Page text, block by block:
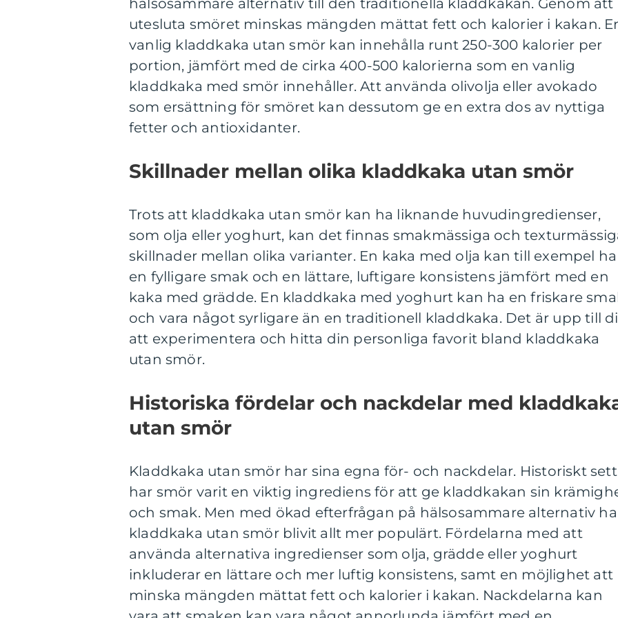
hälsosammare alternativ till den traditionella kladdkakan. Genom att
utesluta smöret minskas mängden mättat fett och kalorier i kakan.
vanlig kladdkaka utan smör kan innehålla runt 250-300 kalorier per
portion, jämfört med de cirka 400-500 kalorierna som en vanlig
kladdkaka med smör innehåller. Att använda olivolja eller avokado
som ersättning för smöret kan dessutom ge en extra dos av nyttiga
fetter och antioxidanter.
Skillnader mellan olika kladdkaka utan smör
Trots att kladdkaka utan smör kan ha liknande huvudingredienser,
som olja eller yoghurt, kan det finnas smakmässiga och
skillnader mellan olika varianter. En kaka med olja kan till exempel ha
en fylligare smak och en lättare, luftigare konsistens jämfört med en
kaka med grädde. En kladdkaka med yoghurt kan ha en friskare
och vara något syrligare än en traditionell kladdkaka. Det är upp till
att experimentera och hitta din personliga favorit bland kladdkaka
utan smör.
Historiska fördelar och nackdelar med
utan smör
Kladdkaka utan smör har sina egna för- och nackdelar. Historiskt sett
har smör varit en viktig ingrediens för att ge kladdkakan sin
och smak. Men med ökad efterfrågan på hälsosammare alternativ
kladdkaka utan smör blivit allt mer populärt. Fördelarna med att
använda alternativa ingredienser som olja, grädde eller yoghurt
inkluderar en lättare och mer luftig konsistens, samt en möjlighet att
minska mängden mättat fett och kalorier i kakan. Nackdelarna kan